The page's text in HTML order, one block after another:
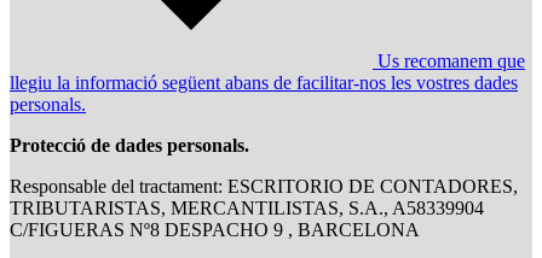
Us recomanem que
llegiu la informació següent abans de facilitar-nos les vostres dades
personals.
Protecció de dades personals.
Responsable del tractament: ESCRITORIO DE CONTADORES,
TRIBUTARISTAS, MERCANTILISTAS, S.A., A58339904
C/FIGUERAS Nº8 DESPACHO 9 , BARCELONA